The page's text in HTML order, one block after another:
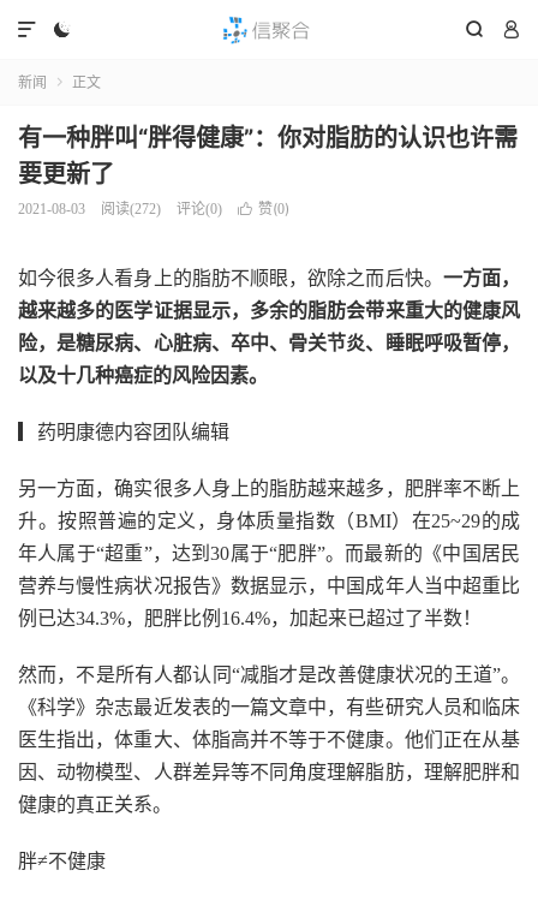
  

新闻  正文
有一种胖叫“胖得健康”：你对脂肪的认识也许需
要更新了
2021-08-03 阅读(272) 评论(0)  赞(0)
如今很多人看身上的脂肪不顺眼，欲除之而后快。 一方面，
越来越多的医学证据显示，多余的脂肪会带来重大的健康风
险，是糖尿病、心脏病、卒中、骨关节炎、睡眠呼吸暂停，
以及十几种癌症的风险因素。
▎药明康德内容团队编辑
另一方面，确实很多人身上的脂肪越来越多，肥胖率不断上
升。按照普遍的定义，身体质量指数（BMI）在25~29的成
年人属于“超重”，达到30属于“肥胖”。而最新的《中国居民
营养与慢性病状况报告》数据显示，中国成年人当中超重比
例已达34.3%，肥胖比例16.4%，加起来已超过了半数！
然而，不是所有人都认同“减脂才是改善健康状况的王道”。
《科学》杂志最近发表的一篇文章中，有些研究人员和临床
医生指出，体重大、体脂高并不等于不健康。他们正在从基
因、动物模型、人群差异等不同角度理解脂肪，理解肥胖和
健康的真正关系。
胖≠不健康